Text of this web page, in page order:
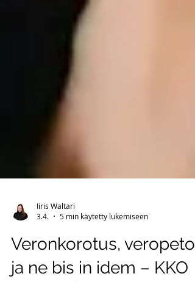
3.4.
5 min käytetty lukemiseen
Veronkorotus, veropetos